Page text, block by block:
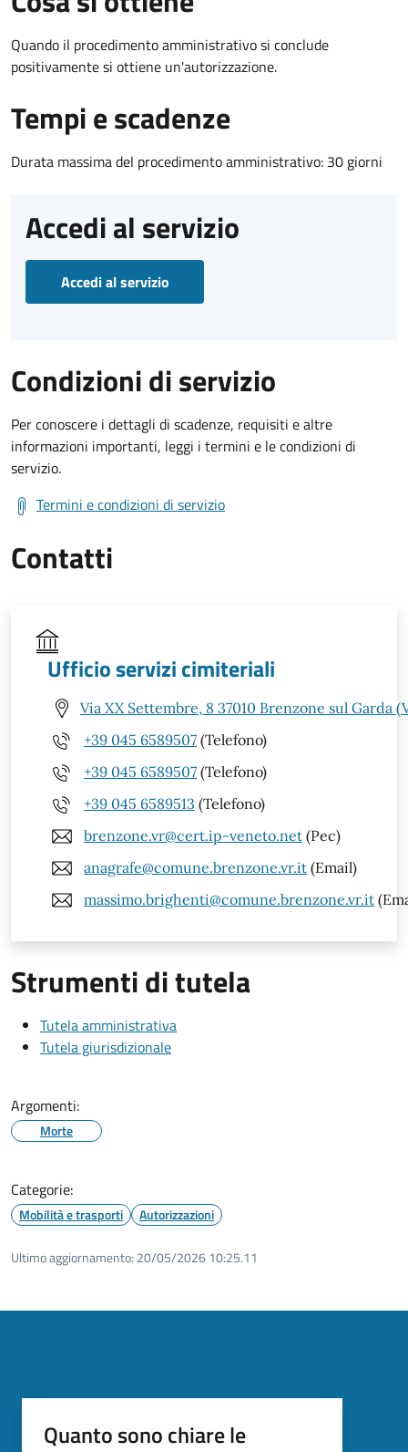
Quando il procedimento amministrativo si conclude
positivamente si ottiene un'autorizzazione.
Tempi e scadenze
Durata massima del procedimento amministrativo: 30 giorni
Accedi al servizio
Accedi al servizio
Condizioni di servizio
Per conoscere i dettagli di scadenze, requisiti e altre
informazioni importanti, leggi i termini e le condizioni di
servizio.
Termini e condizioni di servizio
Contatti
Ufficio servizi cimiteriali
Via XX Settembre, 8 37010 Brenzone sul Garda
+39 045 6589507 (Telefono)
+39 045 6589507 (Telefono)
+39 045 6589513 (Telefono)
brenzone.vr@cert.ip-veneto.net (Pec)
anagrafe@comune.brenzone.vr.it (Email)
massimo.brighenti@comune.brenzone.vr.it
Strumenti di tutela
Tutela amministrativa
Tutela giurisdizionale
Argomenti:
Morte
Categorie:
Mobilità e trasporti Autorizzazioni
Ultimo aggiornamento: 20/05/2026 10:25.11
Quanto sono chiare le